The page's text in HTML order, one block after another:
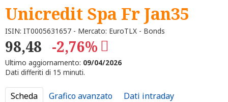
Unicredit Spa Fr Jan35
ISIN: IT0005631657 - Mercato: EuroTLX - Bonds
98,48 -2,76%
Ultimo aggiornamento: 09/04/2026
Dati differiti di 15 minuti.
Scheda Grafico avanzato Dati intraday